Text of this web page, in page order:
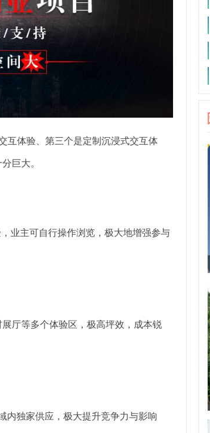
互体验、第三个是定制沉浸式交互体
巨大。
业主可自行操作浏览，极大地增强参与
厅等多个体验区，极高坪效，成本锐
内独家供应，极大提升竞争力与影响